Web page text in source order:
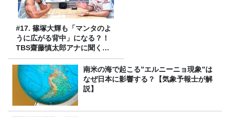
#17. 篠塚大輝も「マンタのよ
うに広がる背中」になる？！
TBS齋藤慎太郎アナに聞くメ
ンズフィジークの魅力！！
南米の海で起こる”エルニーニョ現象”は
なぜ日本に影響する？【気象予報士が解
説】